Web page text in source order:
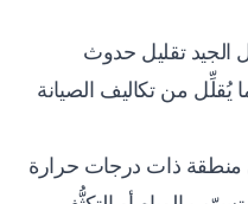
الجيد تقليل حدوث
يُقلِّل من تكاليف الصيانة
ذات درجات حرارة